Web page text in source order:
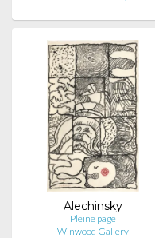
Alechinsky
Pleine page
Winwood Gallery